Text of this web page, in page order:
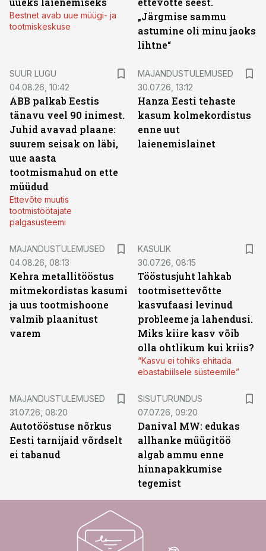
Bestnet avab uue müügi- ja
tootmiskeskuse
„Järgmise sammu
astumine oli minu jaoks
lihtne“
SUUR LUGU
04.08.26, 10:42
ABB palkab Eestis
tänavu veel 90 inimest.
Juhid avavad plaane:
suurem seisak on läbi,
uue aasta
tootmismahud on ette
müüdud
Ettevõte muutis
tootmistöötajate
palgasüsteemi
MAJANDUSTULEMUSED
30.07.26, 13:12
Hanza Eesti tehaste
kasum kolmekordistus
enne uut
laienemislainet
MAJANDUSTULEMUSED
04.08.26, 08:13
Kehra metallitööstus
mitmekordistas kasumi
ja uus tootmishoone
valmib plaanitust
varem
KASULIK
30.07.26, 08:15
Tööstusjuht lahkab
tootmisettevõtte
kasvufaasi levinud
probleeme ja lahendusi.
Miks kiire kasv võib
olla ohtlikum kui kriis?
“Kasvu ei tohiks ehitada
ebastabiilsele süsteemile”
MAJANDUSTULEMUSED
31.07.26, 08:20
Autotööstuse nõrkus
Eesti tarnijaid võrdselt
ei tabanud
SISUTURUNDUS
07.07.26, 09:20
Danival MW: edukas
allhanke müügitöö
algab ammu enne
hinnapakkumise
tegemist